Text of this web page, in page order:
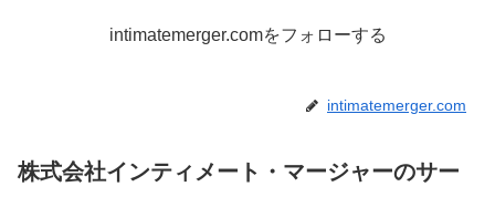
intimatemerger.comをフォローする
intimatemerger.com
株式会社インティメート・マージャーのサー